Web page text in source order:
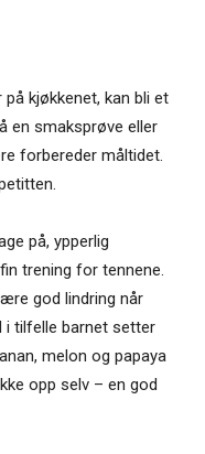
kjøkkenet, kan bli et
en smaksprøve eller
forbereder måltidet.
på, ypperlig
trening for tennene.
god lindring når
i tilfelle barnet setter
melon og papaya
opp selv – en god